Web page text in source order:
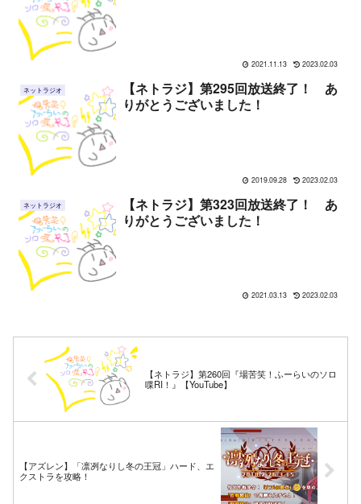
2021.11.13 2023.02.03
ネットラジオ
【ネトラジ】第295回放送終了！ あ
りがとうございました！
2019.09.28 2023.02.03
ネットラジオ
【ネトラジ】第323回放送終了！ あ
りがとうございました！
2021.03.13 2023.02.03
【ネトラジ】第260回『場苦笑！ふーらいのソロ
喋RI！』【YouTube】
【アズレン】「凛冽なりし冬の王冠」ハード、エ
クストラを攻略！